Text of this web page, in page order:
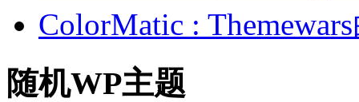
ColorMatic :
随机WP主题